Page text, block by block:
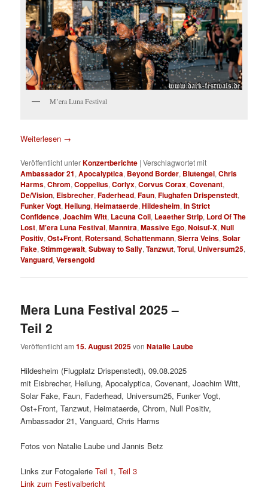
M’era Luna Festival
Weiterlesen →
Veröffentlicht unterKonzertberichte |Verschlagwortet mit
Ambassador 21,Apocalyptica, Beyond Border, Blutengel,Chris
Harms,Chrom,Coppelius,Corlyx,Corvus Corax,Covenant,
De/Vision, Eisbrecher,Faderhead,Faun,Flughafen Drispenstedt,
Funker Vogt,Heilung,Heimataerde,Hildesheim,In Strict
Confidence,Joachim Witt, Lacuna Coil, Leaether Strip, Lord Of The
Lost,M'era Luna Festival,Manntra,Massive Ego,Noisuf-X,Null
Positiv,Ost+Front, Rotersand,Schattenmann,Sierra Veins,Solar
Fake,Stimmgewalt,Subway to Sally,Tanzwut,Torul, Universum25,
Vanguard,Versengold
Mera Luna Festival 2025 –
Teil 2
Veröffentlicht am15. August 2025vonNatalie Laube
Hildesheim (Flugplatz Drispenstedt), 09.08.2025
mit Eisbrecher, Heilung, Apocalyptica, Covenant, Joachim Witt,
Solar Fake, Faun, Faderhead, Universum25, Funker Vogt,
Ost+Front, Tanzwut, Heimataerde, Chrom, Null Positiv,
Ambassador 21, Vanguard, Chris Harms
Fotos von Natalie Laube und Jannis Betz
Links zur FotogalerieTeil 1,Teil 3
Link zum Festivalbericht